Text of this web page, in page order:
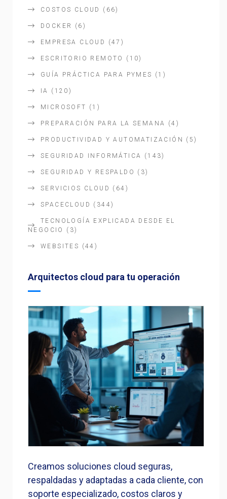
COSTOS CLOUD (66)
DOCKER (6)
EMPRESA CLOUD (47)
ESCRITORIO REMOTO (10)
GUÍA PRÁCTICA PARA PYMES (1)
IA (120)
MICROSOFT (1)
PREPARACIÓN PARA LA SEMANA (4)
PRODUCTIVIDAD Y AUTOMATIZACIÓN (5)
SEGURIDAD INFORMÁTICA (143)
SEGURIDAD Y RESPALDO (3)
SERVICIOS CLOUD (64)
SPACECLOUD (344)
TECNOLOGÍA EXPLICADA DESDE EL
NEGOCIO
(3)
WEBSITES (44)
Arquitectos cloud para tu operación
Creamos soluciones cloud seguras,
respaldadas y adaptadas a cada cliente, con
soporte especializado, costos claros y